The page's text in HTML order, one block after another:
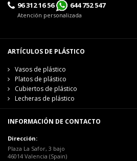
96 312 16 56 644 752 547
Atención personalizada
ARTÍCULOS DE PLÁSTICO
Vasos de plástico
Platos de plástico
Cubiertos de plástico
Lecheras de plástico
INFORMACIÓN DE CONTACTO
Dirección:
Plaza La Safor, 3 bajo
46014 Valencia (Spain)